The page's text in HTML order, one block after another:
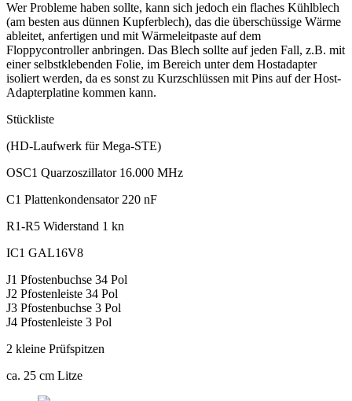
Wer Probleme haben sollte, kann sich jedoch ein flaches Kühlblech
(am besten aus dünnen Kupferblech), das die überschüssige Wärme
ableitet, anfertigen und mit Wärmeleitpaste auf dem
Floppycontroller anbringen. Das Blech sollte auf jeden Fall, z.B. mit
einer selbstklebenden Folie, im Bereich unter dem Hostadapter
isoliert werden, da es sonst zu Kurzschlüssen mit Pins auf der Host-
Adapterplatine kommen kann.
Stückliste
(HD-Laufwerk für Mega-STE)
OSC1 Quarzoszillator 16.000 MHz
C1 Plattenkondensator 220 nF
R1-R5 Widerstand 1 kn
IC1 GAL16V8
J1 Pfostenbuchse 34 Pol
J2 Pfostenleiste 34 Pol
J3 Pfostenbuchse 3 Pol
J4 Pfostenleiste 3 Pol
2 kleine Prüfspitzen
ca. 25 cm Litze